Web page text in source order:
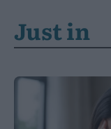
Just in